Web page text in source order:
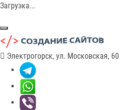
Загрузка...
Электрогорск, ул. Московская, 60